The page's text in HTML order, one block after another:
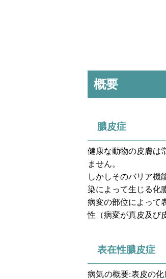
概要
膿皮症
健康な動物の皮膚は
ません。
しかしそのバリア機
染によって生じる化
病変の部位によって
性（病変が真皮及び
表在性膿皮症
病気の概要:表皮の